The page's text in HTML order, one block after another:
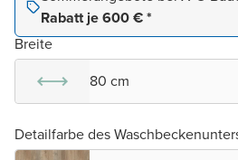
Rabatt je 600 € *
Breite
80 cm
Detailfarbe des